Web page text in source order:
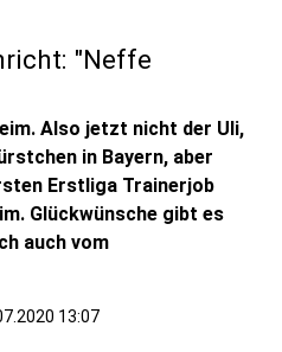
"Neffe
Also jetzt nicht der Uli,
in Bayern, aber
Erstliga Trainerjob
Glückwünsche gibt es
auch vom
13:07